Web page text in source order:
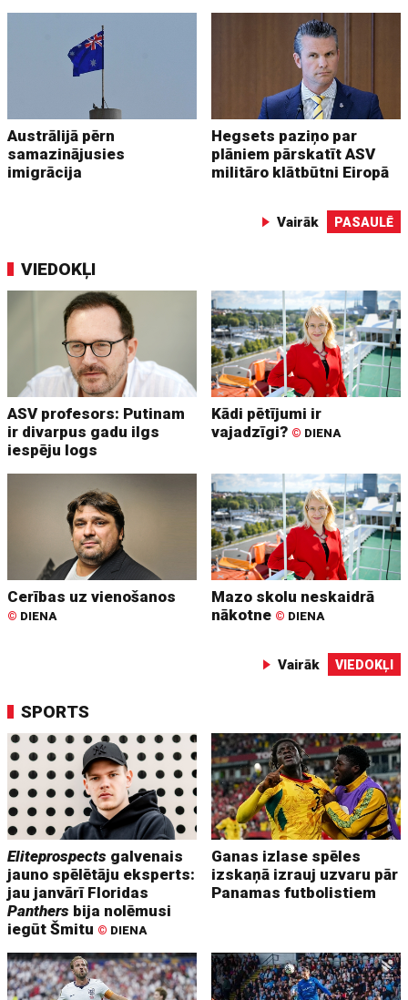
Austrālijā pērn
samazinājusies
imigrācija
Hegsets paziņo par
plāniem pārskatīt ASV
militāro klātbūtni Eiropā
Vairāk PASAULĒ
VIEDOKĻI
ASV profesors: Putinam
ir divarpus gadu ilgs
iespēju logs
Kādi pētījumi ir
vajadzīgi? © DIENA
Cerības uz vienošanos
© DIENA
Mazo skolu neskaidrā
nākotne © DIENA
Vairāk VIEDOKĻI
SPORTS
Eliteprospects galvenais
jauno spēlētāju eksperts:
jau janvārī Floridas
Panthers bija nolēmusi
iegūt Šmitu © DIENA
Ganas izlase spēles
izskaņā izrauj uzvaru pār
Panamas futbolistiem